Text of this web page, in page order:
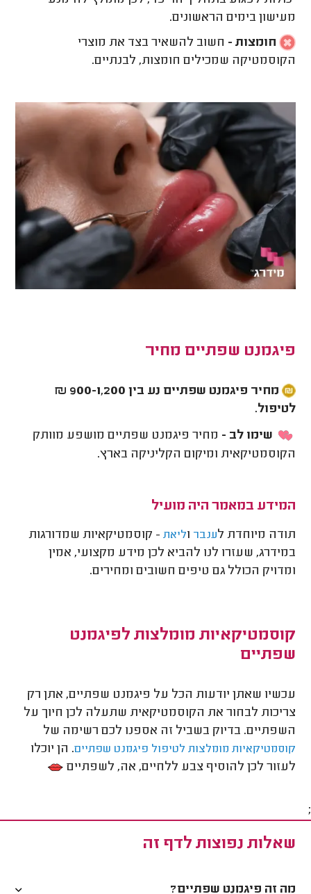
מעישון בימים הראשונים.
חומצות - חשוב להשאיר בצד את מוצרי
הקוסמטיקה שמכילים חומצות, לבנתיים.
פיגמנט שפתיים מחיר
מחיר פיגמנט שפתיים נע בין 900-1,200 ₪
לטיפול.
שימו לב - מחיר פיגמנט שפתיים מושפע מוותק
הקוסמטיקאית ומיקום הקליניקה בארץ.
המידע במאמר היה מועיל
תודה מיוחדת לענבר וליאת - קוסמטיקאיות שמדורגות
במידרג, שעזרו לנו להביא לכן מידע מקצועי, אמין
ומדויק הכולל גם טיפים חשובים ומחירים.
קוסמטיקאיות מומלצות לפיגמנט
שפתיים
עכשיו שאתן יודעות הכל על פיגמנט שפתיים, אתן רק
צריכות לבחור את הקוסמטיקאית שתעלה לכן חיוך על
השפתיים. בדיוק בשביל זה אספנו לכם רשימה של
קוסמטיקאיות מומלצות לטיפול פיגמנט שפתיים. הן יוכלו
לעזור לכן להוסיף צבע ללחיים, אה, לשפתיים
;
שאלות נפוצות לדף זה
מה זה פיגמנט שפתיים?